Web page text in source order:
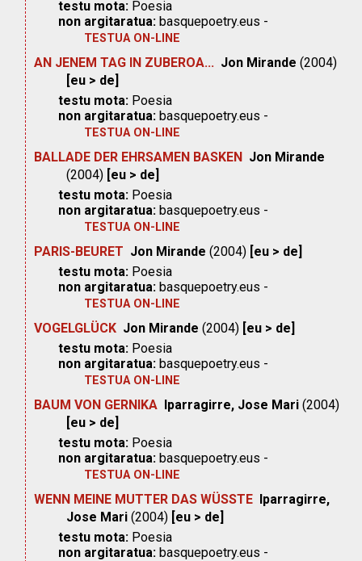
testu mota: Poesia
non argitaratua: basquepoetry.eus -
TESTUA ON-LINE
AN JENEM TAG IN ZUBEROA... Jon Mirande (2004)
[eu > de]
testu mota: Poesia
non argitaratua: basquepoetry.eus -
TESTUA ON-LINE
BALLADE DER EHRSAMEN BASKEN Jon Mirande
(2004) [eu > de]
testu mota: Poesia
non argitaratua: basquepoetry.eus -
TESTUA ON-LINE
PARIS-BEURET Jon Mirande (2004) [eu > de]
testu mota: Poesia
non argitaratua: basquepoetry.eus -
TESTUA ON-LINE
VOGELGLÜCK Jon Mirande (2004) [eu > de]
testu mota: Poesia
non argitaratua: basquepoetry.eus -
TESTUA ON-LINE
BAUM VON GERNIKA Iparragirre, Jose Mari (2004)
[eu > de]
testu mota: Poesia
non argitaratua: basquepoetry.eus -
TESTUA ON-LINE
WENN MEINE MUTTER DAS WÜSSTE Iparragirre,
Jose Mari (2004) [eu > de]
testu mota: Poesia
non argitaratua: basquepoetry.eus -